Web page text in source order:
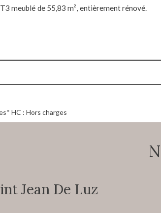
meublé de 55,83 m², entièrement rénové.
* HC : Hors charges
Jean De Luz